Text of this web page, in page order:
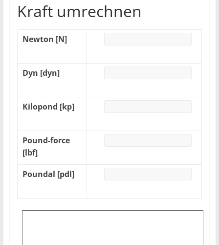
Kraft umrechnen
Newton [N]
Dyn [dyn]
Kilopond [kp]
Pound-force
[lbf]
Poundal [pdl]